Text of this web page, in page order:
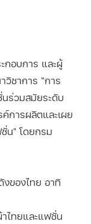
อบการ และผู้
วิชาการ “การ
วมสมัยระดับ
การผลิตและเผย
น" โดยกรม
ของไทย อาทิ
ไทยและแฟชั่น